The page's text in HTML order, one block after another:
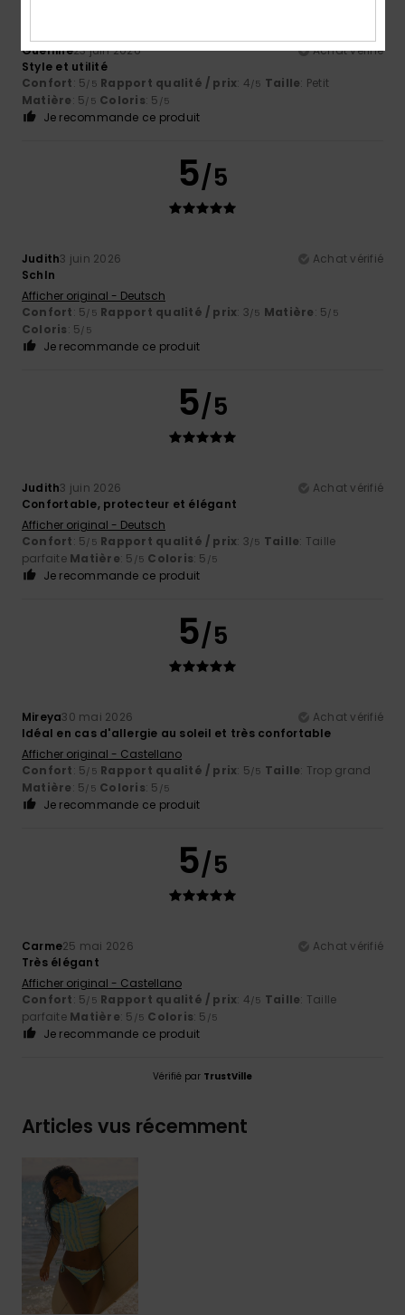
Guerline23 juin 2026
Achat vérifié
Style et utilité
Confort: 5/5 Rapport qualité / prix: 4/5 Taille: Petit
Matière: 5/5 Coloris: 5 /5
Je recommande ce produit
5/5
Judith3 juin 2026
Achat vérifié
Schln
Afficher original - Deutsch
Confort: 5/5 Rapport qualité / prix: 3/5 Matière: 5/5
Coloris: 5/5
Je recommande ce produit
5/5
Judith3 juin 2026
Achat vérifié
Confortable, protecteur et élégant
Afficher original - Deutsch
Confort: 5/5 Rapport qualité / prix: 3/5 Taille: Taille
parfaite Matière: 5 /5 Coloris: 5 /5
Je recommande ce produit
5/5
Mireya30 mai 2026
Achat vérifié
Idéal en cas d'allergie au soleil et très confortable
Afficher original - Castellano
Confort: 5/5 Rapport qualité / prix: 5/5 Taille: Trop grand
Matière: 5/5 Coloris: 5 /5
Je recommande ce produit
5/5
Carme25 mai 2026
Achat vérifié
Très élégant
Afficher original - Castellano
Confort: 5/5 Rapport qualité / prix: 4/5 Taille: Taille
parfaite Matière: 5 /5 Coloris: 5 /5
Je recommande ce produit
Vérifié par TrustVille
Articles vus récemment